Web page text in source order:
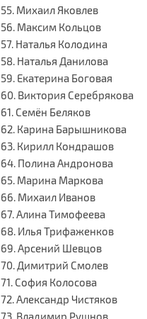
55. Михаил Яковлев
56. Максим Кольцов
57. Наталья Колодина
58. Наталья Данилова
59. Екатерина Боговая
60. Виктория Серебрякова
61. Семён Беляков
62. Карина Барышникова
63. Кирилл Кондрашов
64. Полина Андронова
65. Марина Маркова
66. Михаил Иванов
67. Алина Тимофеева
68. Илья Трифаженков
69. Арсений Шевцов
70. Димитрий Смолев
71. София Колосова
72. Александр Чистяков
73. Владимир Рушнов